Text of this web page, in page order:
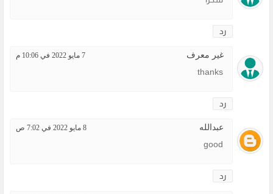
رد
غير معرف 7 مايو 2022 في 10:06 م
thanks
رد
عبدالله 8 مايو 2022 في 7:02 ص
good
رد